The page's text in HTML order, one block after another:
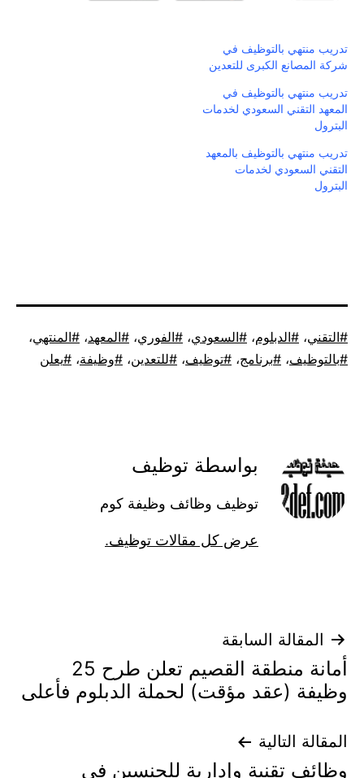
تدريب منتهي بالتوظيف في
شركة المصانع الكبرى للتعدين
تدريب منتهي بالتوظيف في
المعهد التقني السعودي لخدمات
البترول
تدريب منتهي بالتوظيف بالمعهد
التقني السعودي لخدمات
البترول
موسوم
كـ
التقني، الدبلوم، السعودي، الفوري، المعهد، المنتهي،
بالتوظيف، برنامج، توظيف، للتعدين، وظيفة، يعلن
بواسطة توظيف
توظيف وظائف وظيفة كوم
عرض كل مقالات توظيف.
تصفّح
المقالات
المقالة السابقة
أمانة منطقة القصيم تعلن طرح 25
وظيفة (عقد مؤقت) لحملة الدبلوم فأعلى
المقالة التالية
وظائف تقنية وإدارية للجنسين في